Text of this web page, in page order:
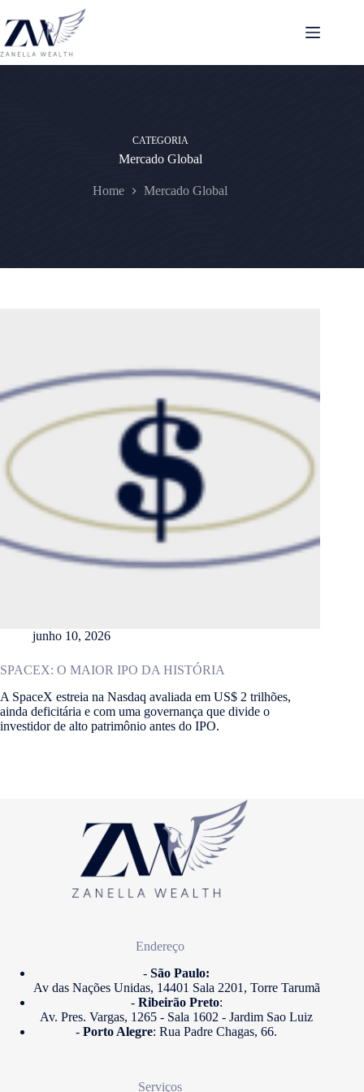
para
conteúdo
CATEGORIA
Mercado Global
Home Mercado Global
junho 10, 2026
SPACEX: O MAIOR IPO DA HISTÓRIA
A SpaceX estreia na Nasdaq avaliada em US$ 2 trilhões,
ainda deficitária e com uma governança que divide o
investidor de alto patrimônio antes do IPO.
Endereço
- São Paulo:
Av das Nações Unidas, 14401 Sala 2201, Torre Tarumã
-Ribeirão Preto:
Av. Pres. Vargas, 1265 - Sala 1602 - Jardim Sao Luiz
-Porto Alegre: Rua Padre Chagas, 66.
Serviços